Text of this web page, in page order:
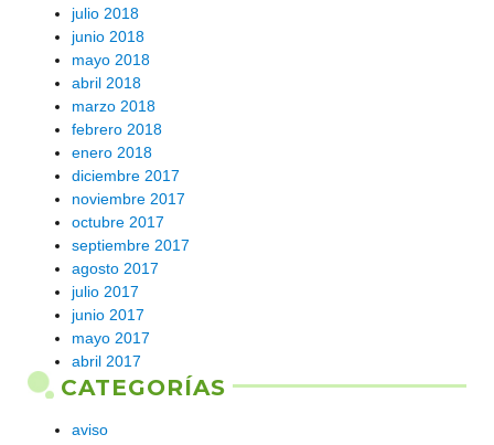
julio 2018
junio 2018
mayo 2018
abril 2018
marzo 2018
febrero 2018
enero 2018
diciembre 2017
noviembre 2017
octubre 2017
septiembre 2017
agosto 2017
julio 2017
junio 2017
mayo 2017
abril 2017
CATEGORÍAS
aviso